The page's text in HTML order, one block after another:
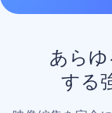
あら
する